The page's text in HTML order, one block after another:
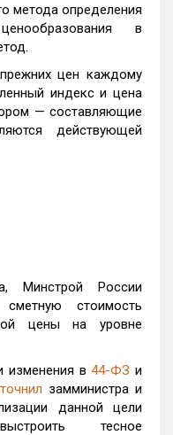
метода определения
в
цен каждому
индекс и цена
— составляющие
действующей
Минстрой России
стоимость
цены на уровне
изменения в44-ФЗ и
замминистра и
данной цели
тесное